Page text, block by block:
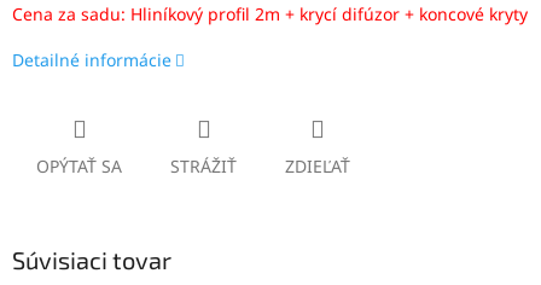
Cena za sadu: Hliníkový profil 2m + krycí difúzor + koncové kryty
Detailné informácie
OPÝTAŤ SA STRÁŽIŤ ZDIEĽAŤ
Súvisiaci tovar